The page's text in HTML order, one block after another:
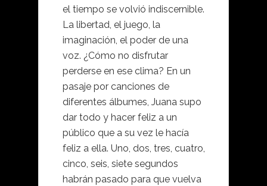
el tiempo se volvió indiscernible.
La libertad, el juego, la
imaginación, el poder de una
voz. ¿Cómo no disfrutar
perderse en ese clima? En un
pasaje por canciones de
diferentes álbumes, Juana supo
dar todo y hacer feliz a un
público que a su vez le hacía
feliz a ella. Uno, dos, tres, cuatro,
cinco, seis, siete segundos
habrán pasado para que vuelva